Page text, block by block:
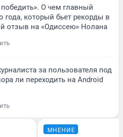
О чем главный
года, который бьет рекорды в
отзыв на «Одиссею» Нолана
за пользователя под
ли переходить на Android
МНЕНИЕ